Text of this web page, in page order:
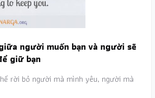
người muốn bạn và người sẽ
giữ bạn
rời bỏ người mà mình yêu, người mà